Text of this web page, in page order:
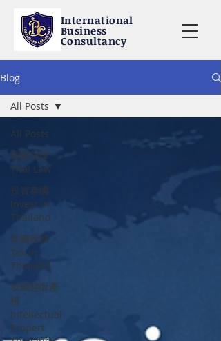
International
Business
Consultancy
Blog
All Posts
泰國法律
Thai Law
投資泰國
Invest in
Thailand
泰國稅務
Tax in
Thailand
泰國慧財產
權
Intellectual
Propert
All Posts